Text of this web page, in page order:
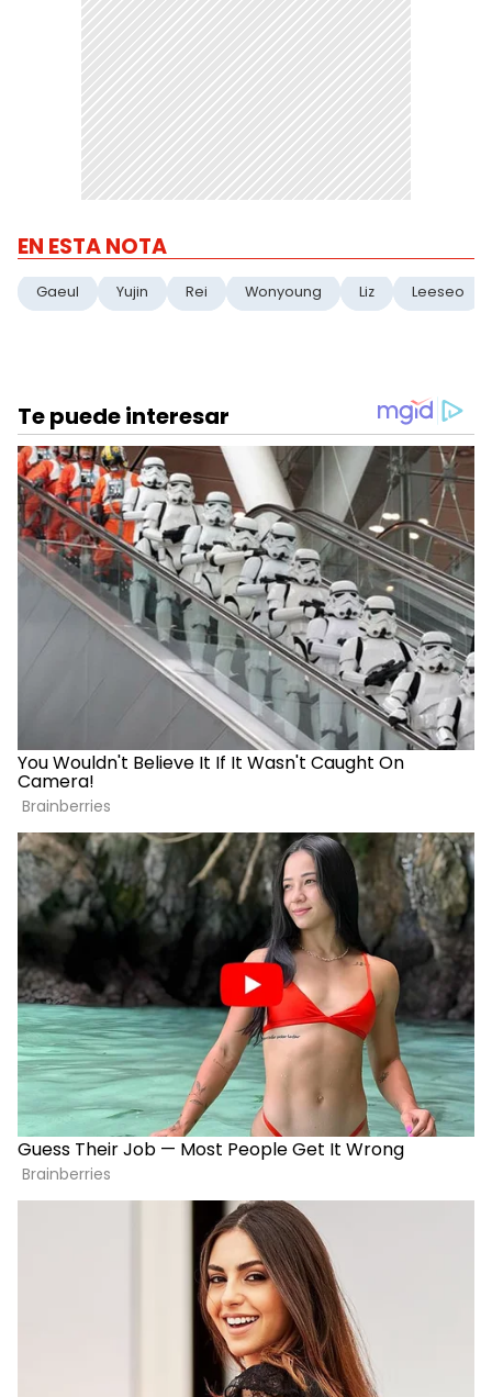
EN ESTA NOTA
Gaeul Yujin Rei Wonyoung Liz Leeseo